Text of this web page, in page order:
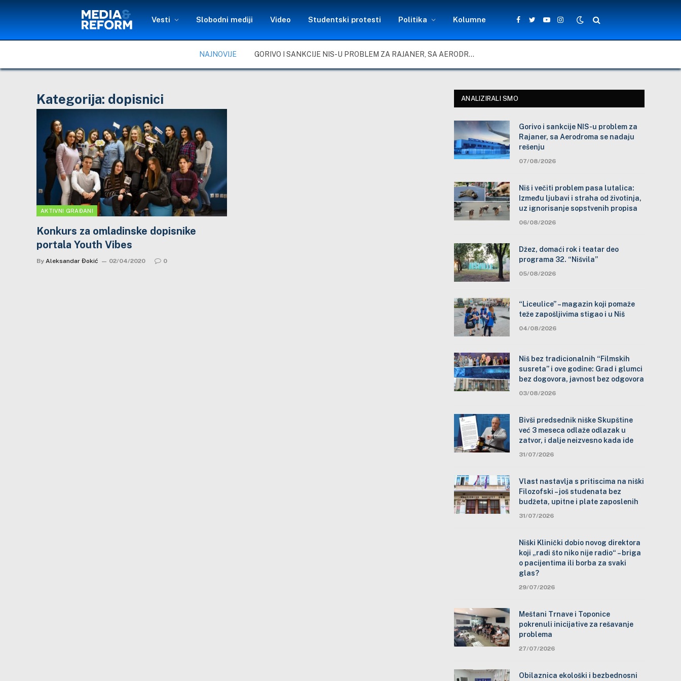
Vesti Slobodni mediji Video Studentski protesti Politika Kolumne
Facebook
TwitterYouTubeInstagram
NAJNOVIJE GORIVO I SANKCIJE NIS-U PROBLEM ZA RAJANER, SA AERODROMA SE NADAJU REŠENJU
Kategorija: dopisnici
AKTIVNI GRAĐANI
Konkurs za omladinske dopisnike
portala Youth Vibes
By Aleksandar Đokić 02/04/2020 0
ANALIZIRALI SMO
Gorivo i sankcije NIS-u problem za
Rajaner, sa Aerodroma se nadaju
rešenju
07/08/2026
Niš i večiti problem pasa lutalica:
Između ljubavi i straha od životinja,
uz ignorisanje sopstvenih propisa
06/08/2026
Džez, domaći rok i teatar deo
programa 32. “Nišvila”
05/08/2026
“Liceulice” – magazin koji pomaže
teže zapošljivima stigao i u Niš
04/08/2026
Niš bez tradicionalnih “Filmskih
susreta” i ove godine: Grad i glumci
bez dogovora, javnost bez odgovora
03/08/2026
Bivši predsednik niške Skupštine
već 3 meseca odlaže odlazak u
zatvor, i dalje neizvesno kada ide
31/07/2026
Vlast nastavlja s pritiscima na niški
Filozofski – još studenata bez
budžeta, upitne i plate zaposlenih
31/07/2026
Niški Klinički dobio novog direktora
koji „radi što niko nije radio“ – briga
o pacijentima ili borba za svaki
glas?
29/07/2026
Meštani Trnave i Toponice
pokrenuli inicijative za rešavanje
problema
27/07/2026
Obilaznica ekološki i bezbednosni